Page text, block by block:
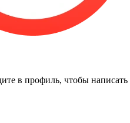
в профиль, чтобы написать